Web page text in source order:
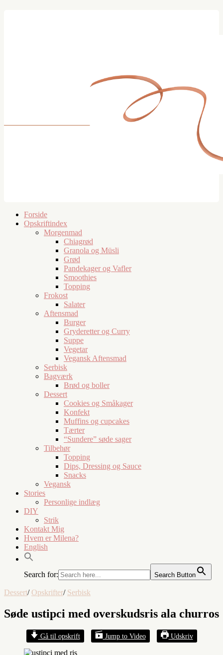
Forside
Opskriftindex
Morgenmad
Chiagrød
Granola og Müsli
Grød
Pandekager og Vafler
Smoothies
Topping
Frokost
Salater
Aftensmad
Burger
Gryderetter og Curry
Suppe
Vegetar
Vegansk Aftensmad
Serbisk
Bagværk
Brød og boller
Dessert
Cookies og Småkager
Konfekt
Muffins og cupcakes
Tærter
“Sundere” søde sager
Tilbehør
Topping
Dips, Dressing og Sauce
Snacks
Vegansk
Stories
Personlige indlæg
DIY
Strik
Kontakt Mig
Hvem er Milena?
English
Search for: Search Button
Dessert/ Opskrifter/ Serbisk
Søde ustipci med overskudsris ala churros
Gå til opskrift Jump to Video Udskriv